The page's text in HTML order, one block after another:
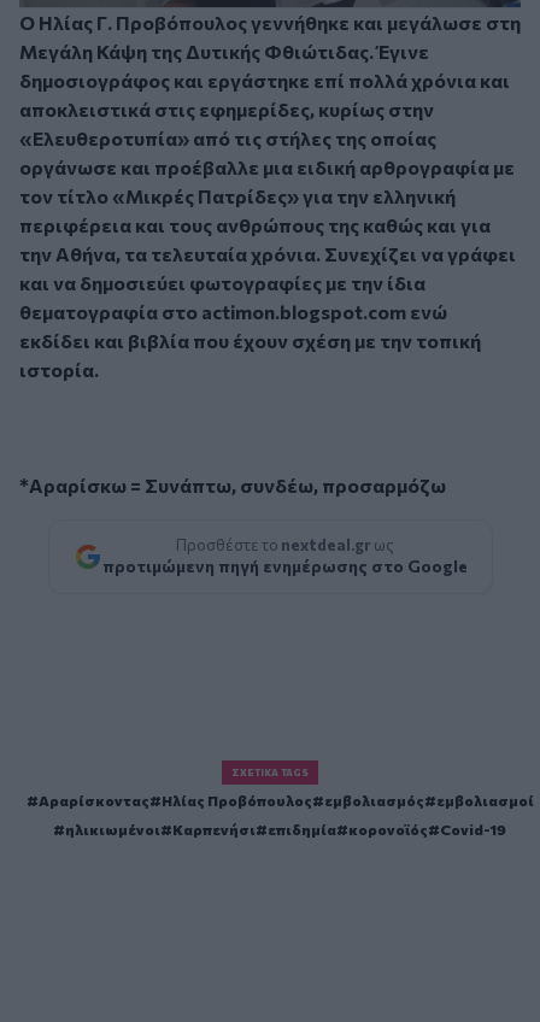
Ο Ηλίας Γ. Προβόπουλος γεννήθηκε και μεγάλωσε στη
Μεγάλη Κάψη της Δυτικής Φθιώτιδας. Έγινε
δημοσιογράφος και εργάστηκε επί πολλά χρόνια και
αποκλειστικά στις εφημερίδες, κυρίως στην
«Ελευθεροτυπία» από τις στήλες της οποίας
οργάνωσε και προέβαλλε μια ειδική αρθρογραφία με
τον τίτλο «Μικρές Πατρίδες» για την ελληνική
περιφέρεια και τους ανθρώπους της καθώς και για
την Αθήνα, τα τελευταία χρόνια. Συνεχίζει να γράφει
και να δημοσιεύει φωτογραφίες με την ίδια
θεματογραφία στο actimon.blogspot.com ενώ
εκδίδει και βιβλία που έχουν σχέση με την τοπική
ιστορία.
*Αραρίσκω = Συνάπτω, συνδέω, προσαρμόζω
Προσθέστε το nextdeal.gr ως
προτιμώμενη πηγή ενημέρωσης στο Google
ΣΧΕΤΙΚΆ TAGS
Αραρίσκοντας Ηλίας Προβόπουλος εμβολιασμός
εμβολιασμοί
ηλικιωμένοι
Καρπενήσι επιδημία κορονοϊός Covid-19